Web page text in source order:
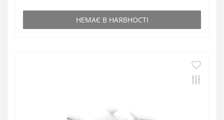
НЕМАЄ В НАЯВНОСТІ